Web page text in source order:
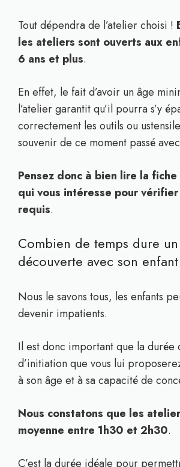
Tout dépendra de l’atelier choisi !
les ateliers sont ouverts aux
6 ans et plus.
En effet, le fait d’avoir un âge
l’atelier garantit qu’il pourra s’y
correctement les outils ou
souvenir de ce moment passé
Pensez donc à bien lire la
qui vous intéresse pour vérifier
requis.
Combien de temps dure
découverte avec son
Nous le savons tous, les enfants
devenir impatients.
Il est donc important que la durée
d’initiation que vous lui
à son âge et à sa capacité de
Nous constatons que les
moyenne entre 1h30 et 2h30.
C’est la durée idéale pour